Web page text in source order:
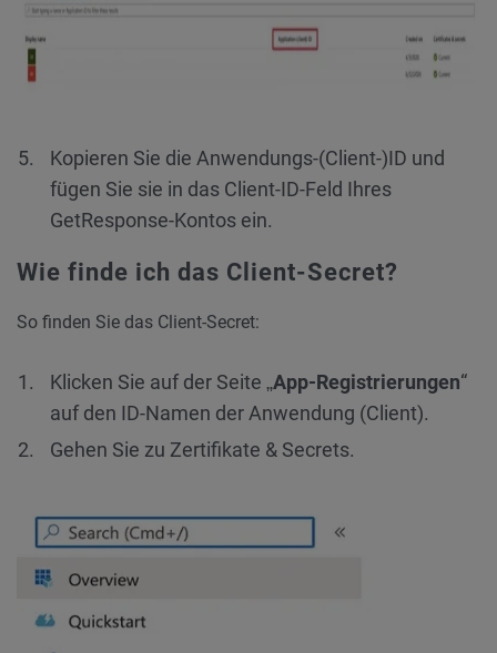
Kopieren Sie die Anwendungs-(Client-)ID und
fügen Sie sie in das Client-ID-Feld Ihres
GetResponse-Kontos ein.
Wie finde ich das Client-Secret?
So finden Sie das Client-Secret:
Klicken Sie auf der Seite „App-Registrierungen“
auf den ID-Namen der Anwendung (Client).
Gehen Sie zu Zertifikate & Secrets.